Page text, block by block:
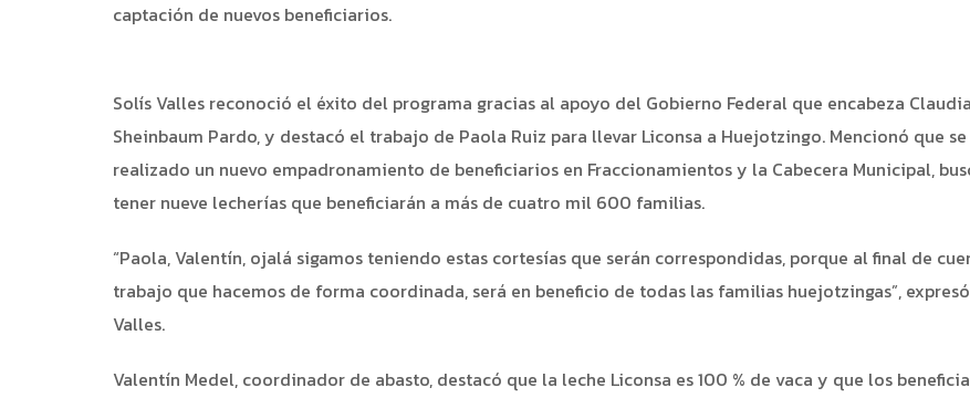
captación de nuevos beneficiarios.
Solís Valles reconoció el éxito del programa gracias al apoyo del Gobierno Federal que encabeza Claudia
Sheinbaum Pardo, y destacó el trabajo de Paola Ruiz para llevar Liconsa a Huejotzingo. Mencionó que se
realizado un nuevo empadronamiento de beneficiarios en Fraccionamientos y la Cabecera Municipal,
tener nueve lecherías que beneficiarán a más de cuatro mil 600 familias.
“Paola, Valentín, ojalá sigamos teniendo estas cortesías que serán correspondidas, porque al final de
trabajo que hacemos de forma coordinada, será en beneficio de todas las familias huejotzingas”,
Valles.
Valentín Medel, coordinador de abasto, destacó que la leche Liconsa es 100 % de vaca y que los